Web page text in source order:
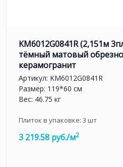
KM6012G0841R (2,151м
тёмный матовый
керамогранит
Артикул: KM6012G0841R
Размер: 119*60 см
Вес: 46.75 кг
Плиток в упаковке: 3 шт
3 219.58 руб./м2